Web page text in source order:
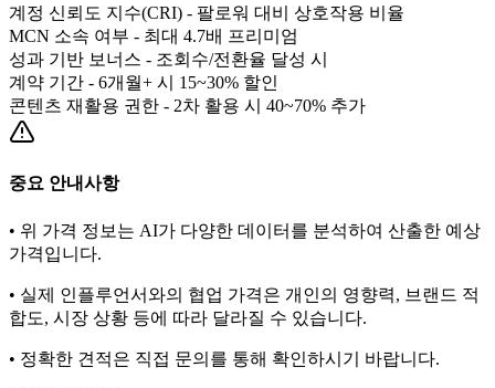
계정 신뢰도 지수(CRI) - 팔로워 대비 상호작용 비율
MCN 소속 여부 - 최대 4.7배 프리미엄
성과 기반 보너스 - 조회수/전환율 달성 시
계약 기간 - 6개월+ 시 15~30% 할인
콘텐츠 재활용 권한 - 2차 활용 시 40~70% 추가
중요 안내사항
• 위 가격 정보는 AI가 다양한 데이터를 분석하여 산출한 예상
가격입니다.
• 실제 인플루언서와의 협업 가격은 개인의 영향력, 브랜드 적
합도, 시장 상황 등에 따라 달라질 수 있습니다.
• 정확한 견적은 직접 문의를 통해 확인하시기 바랍니다.